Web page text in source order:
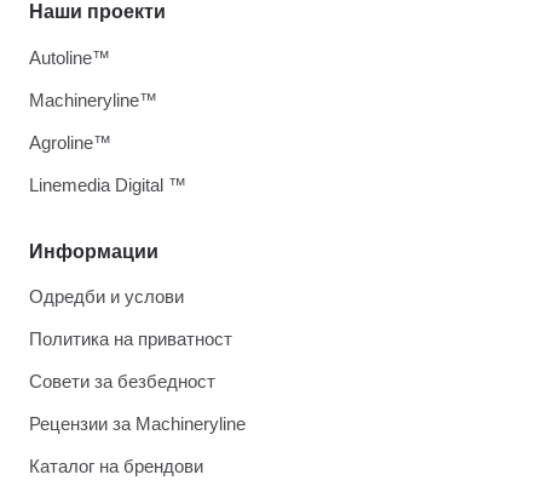
Информации
Одредби и услови
Политика на приватност
Совети за безбедност
Рецензии за Machineryline
Каталог на брендови
Наши проекти
Autoline™
Machineryline™
Agroline™
Linemedia Digital ™